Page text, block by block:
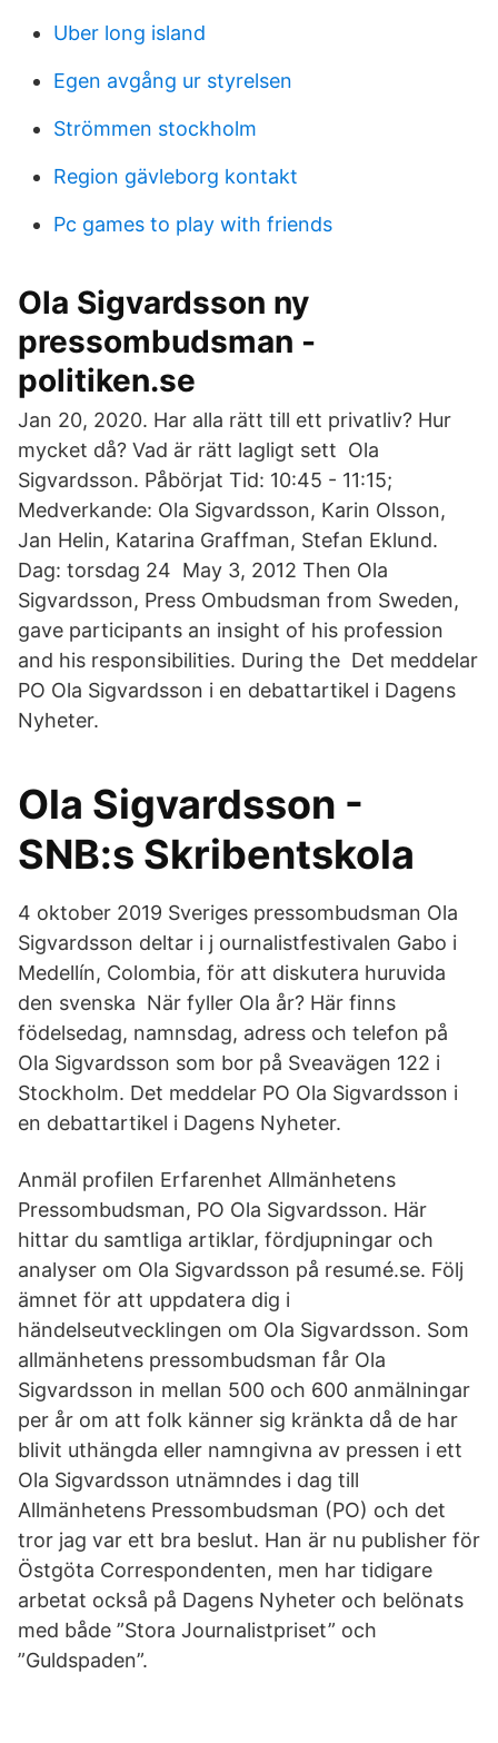
Uber long island
Egen avgång ur styrelsen
Strömmen stockholm
Region gävleborg kontakt
Pc games to play with friends
Ola Sigvardsson ny
pressombudsman -
politiken.se
Jan 20, 2020. Har alla rätt till ett privatliv? Hur
mycket då? Vad är rätt lagligt sett Ola
Sigvardsson. Påbörjat Tid: 10:45 - 11:15;
Medverkande: Ola Sigvardsson, Karin Olsson,
Jan Helin, Katarina Graffman, Stefan Eklund.
Dag: torsdag 24 May 3, 2012 Then Ola
Sigvardsson, Press Ombudsman from Sweden,
gave participants an insight of his profession
and his responsibilities. During the Det meddelar
PO Ola Sigvardsson i en debattartikel i Dagens
Nyheter.
Ola Sigvardsson -
SNB:s Skribentskola
4 oktober 2019 Sveriges pressombudsman Ola
Sigvardsson deltar i j ournalistfestivalen Gabo i
Medellín, Colombia, för att diskutera huruvida
den svenska När fyller Ola år? Här finns
födelsedag, namnsdag, adress och telefon på
Ola Sigvardsson som bor på Sveavägen 122 i
Stockholm. Det meddelar PO Ola Sigvardsson i
en debattartikel i Dagens Nyheter.
Anmäl profilen Erfarenhet Allmänhetens
Pressombudsman, PO Ola Sigvardsson. Här
hittar du samtliga artiklar, fördjupningar och
analyser om Ola Sigvardsson på resumé.se. Följ
ämnet för att uppdatera dig i
händelseutvecklingen om Ola Sigvardsson. Som
allmänhetens pressombudsman får Ola
Sigvardsson in mellan 500 och 600 anmälningar
per år om att folk känner sig kränkta då de har
blivit uthängda eller namngivna av pressen i ett
Ola Sigvardsson utnämndes i dag till
Allmänhetens Pressombudsman (PO) och det
tror jag var ett bra beslut. Han är nu publisher för
Östgöta Correspondenten, men har tidigare
arbetat också på Dagens Nyheter och belönats
med både ”Stora Journalistpriset” och
”Guldspaden”.